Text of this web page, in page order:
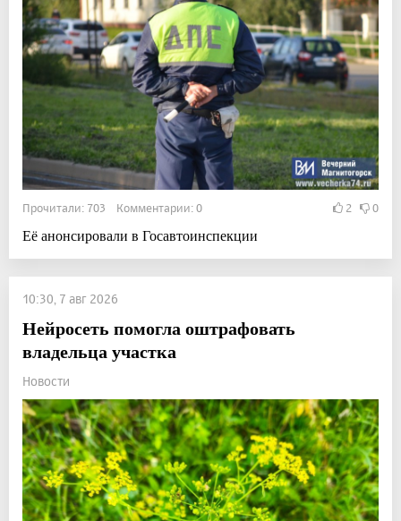
Прочитали: 703 Комментарии: 0 2 0
Её анонсировали в Госавтоинспекции
10:30, 7 авг 2026
Нейросеть помогла оштрафовать
владельца участка
Новости